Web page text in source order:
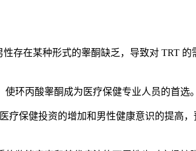
存在某种形式的睾酮缺乏，导致对 TRT 的
环丙酸睾酮成为医疗保健专业人员的首选。
疗保健投资的增加和男性健康意识的提高